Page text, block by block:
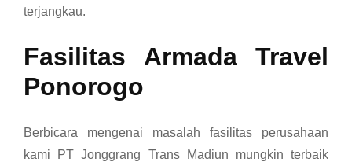
terjangkau.
Fasilitas Armada Travel
Ponorogo
Berbicara mengenai masalah fasilitas perusahaan
kami PT Jonggrang Trans Madiun mungkin terbaik